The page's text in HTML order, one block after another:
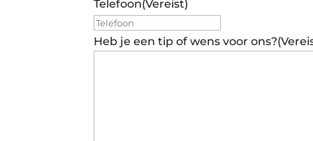
Telefoon(Vereist)
Heb je een tip of wens voor ons?